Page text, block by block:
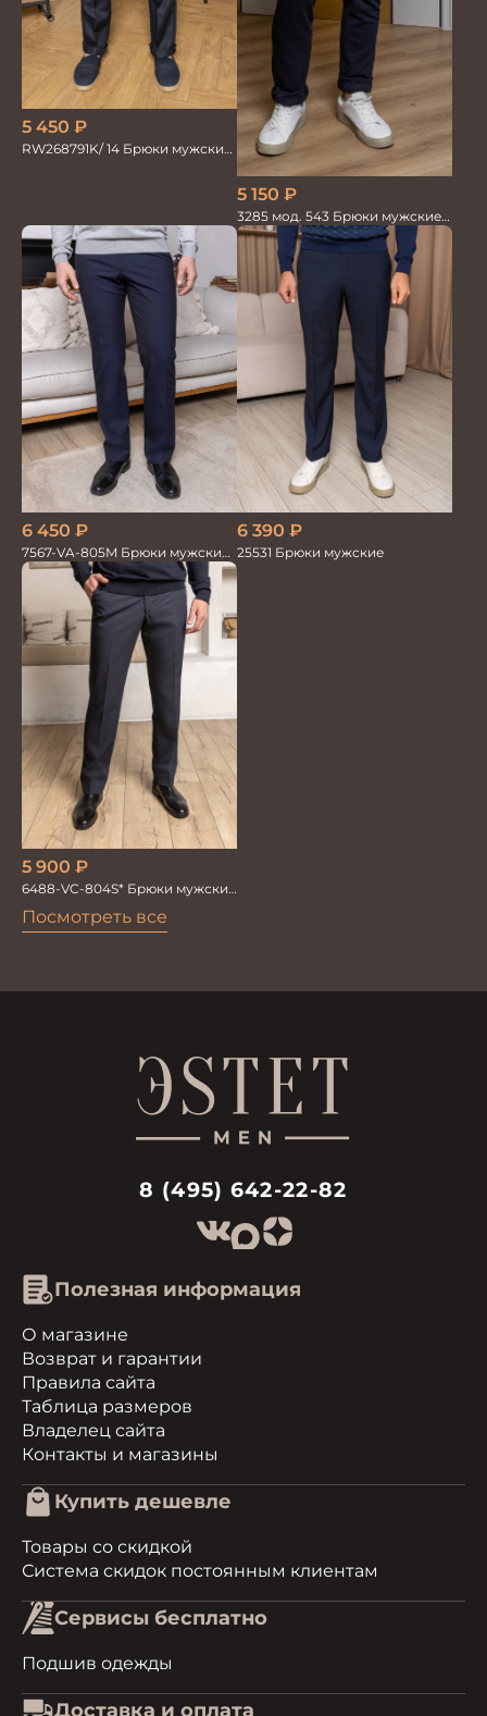
Посмотреть все
5 450 ₽
RW268791K/ 14 Брюки мужские
5 150 ₽
3285 мод. 543 Брюки мужские
трикотажные т.синие
6 450 ₽
7567-VA-805M Брюки мужские
т.синие однотон.
6 390 ₽
25531 Брюки мужские
5 900 ₽
6488-VC-804S* Брюки мужские
т.синие однотон.
8 (495) 642-22-82
Полезная информация
О магазине
Возврат и гарантии
Правила сайта
Таблица размеров
Владелец сайта
Контакты и магазины
Купить дешевле
Товары со скидкой
Система скидок постоянным клиентам
Сервисы бесплатно
Подшив одежды
Доставка и оплата